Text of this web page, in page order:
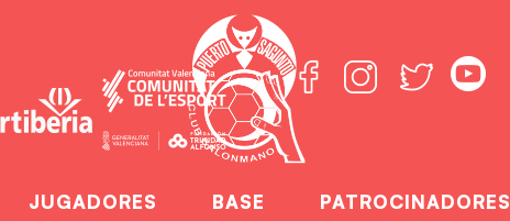
JUGADORES BASE PATROCINADORES